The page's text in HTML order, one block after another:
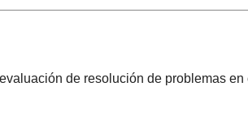
de resolución de problemas